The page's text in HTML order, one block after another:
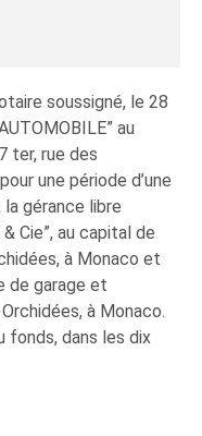
soussigné, le 28
au
ter, rue des
une pé­riode d’une
gérance li­bre
Cie”, au capital de
à Monaco et
de garage et
à Monaco.
fonds, dans les dix